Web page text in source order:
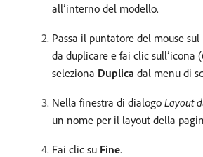
all’interno del modello.
Passa il puntatore del mouse
da duplicare e fai clic sull’icona (
seleziona Duplica dal menu di
Nella finestra di dialogo Layout
un nome per il layout della
Fai clic su Fine.